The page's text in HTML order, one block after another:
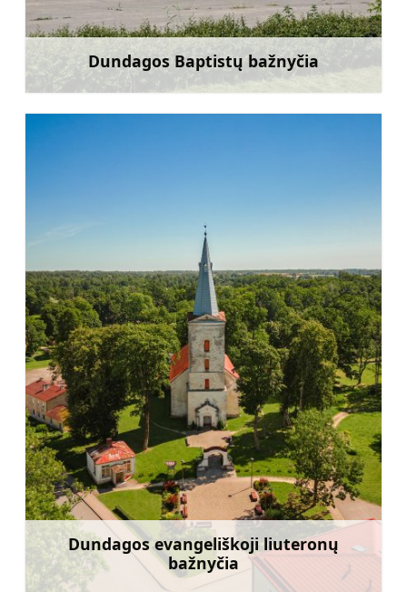
Dundagos Baptistų bažnyčia
Sužinoti daugiau
Dundagos evangeliškoji liuteronų
bažnyčia
Sužinoti daugiau